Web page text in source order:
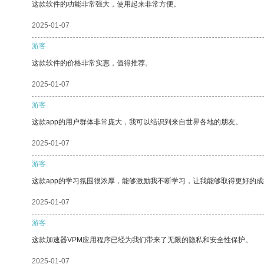
这款软件的功能非常强大，使用起来非常方便。
2025-01-07
游客
这款软件的价格非常实惠，值得推荐。
2025-01-07
游客
这款app的用户群体非常庞大，我可以结识到来自世界各地的朋友。
2025-01-07
游客
这款app的学习氛围很浓厚，能够激励我不断学习，让我能够取得更好的
2025-01-07
游客
这款加速器VPM应用程序已经为我们带来了无限的隐私和安全性保护。
2025-01-07